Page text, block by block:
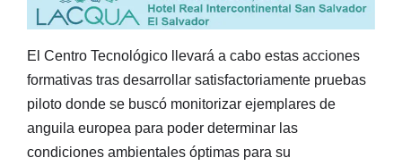
El Centro Tecnológico llevará a cabo estas acciones
formativas tras desarrollar satisfactoriamente pruebas
piloto donde se buscó monitorizar ejemplares de
anguila europea para poder determinar las
condiciones ambientales óptimas para su